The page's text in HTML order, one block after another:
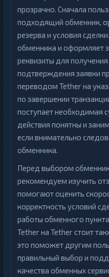
прозрачно. Сначала
подходящий обменник,
резерва и условия
обменника и оформляет
реквизиты для
подтверждения заявки
переводом Tether на
по завершении
поступает необходимая
действия понятны и
если внимательно
обменника.
Перед выбором
рекомендуем изучить
помогают оценить
корректность условий
работы обменного
Tether на Tether стоит
это поможет другим
правильный выбор и
качества обменных